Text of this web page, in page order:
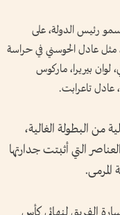
رئيس الدولة، على
عادل الحوسني في حراسة
لوان بيريرا، ماركوس
عادل تاعرابت.
من البطولة الغالية،
التي أثبتت جدارتها